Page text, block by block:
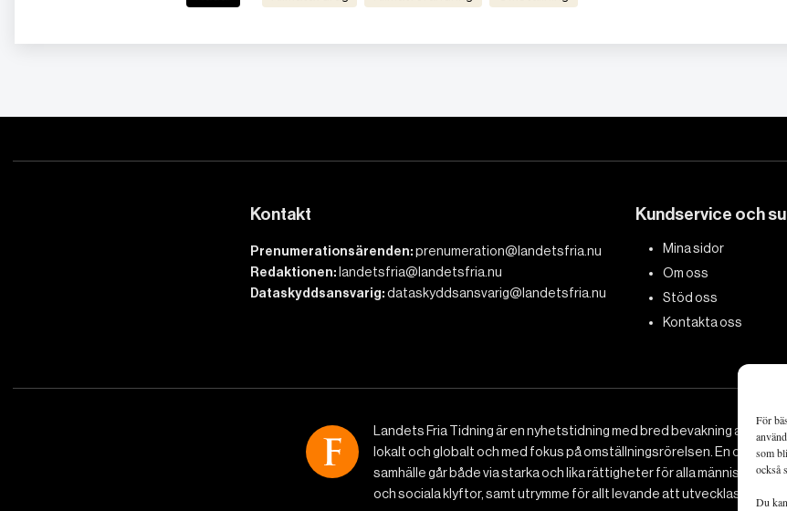
För
som
också
Du
Kontakt
Prenumerationsärenden:prenumeration@landetsfria.nu
Redaktionen: landetsfria@landetsfria.nu
Dataskyddsansvarig:dataskyddsansvarig@landetsfria.nu
Kundservice och
Mina sidor
Om oss
Stöd oss
Kontakta oss
Landets Fria Tidning är en nyhetstidning med bred bevakning av det
lokalt och globalt och med fokus på omställningsrörelsen. En
samhälle går både via starka och lika rättigheter för alla människor,
och sociala klyftor, samt utrymme för allt levande att utvecklas och